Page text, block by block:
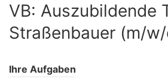
VB: Auszubildende
Straßenbauer (m/
Ihre Aufgaben